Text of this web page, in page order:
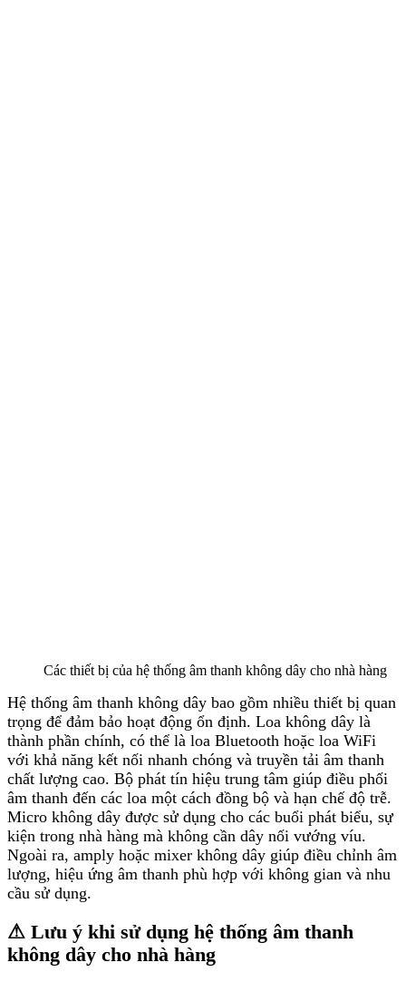
Các thiết bị của hệ thống âm thanh không dây cho nhà hàng
Hệ thống âm thanh không dây bao gồm nhiều thiết bị quan
trọng để đảm bảo hoạt động ổn định. Loa không dây là
thành phần chính, có thể là loa Bluetooth hoặc loa WiFi
với khả năng kết nối nhanh chóng và truyền tải âm thanh
chất lượng cao. Bộ phát tín hiệu trung tâm giúp điều phối
âm thanh đến các loa một cách đồng bộ và hạn chế độ trễ.
Micro không dây được sử dụng cho các buổi phát biểu, sự
kiện trong nhà hàng mà không cần dây nối vướng víu.
Ngoài ra, amply hoặc mixer không dây giúp điều chỉnh âm
lượng, hiệu ứng âm thanh phù hợp với không gian và nhu
cầu sử dụng.
⚠ Lưu ý khi sử dụng hệ thống âm thanh
không dây cho nhà hàng